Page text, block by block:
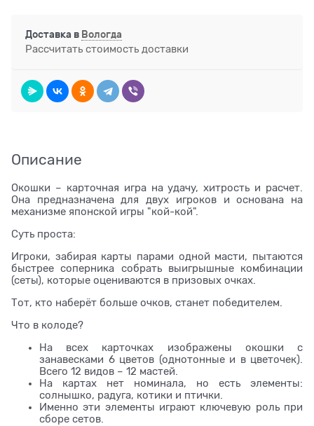
Доставка в Вологда
Рассчитать стоимость доставки
Описание
Окошки – карточная игра на удачу, хитрость и расчет.
Она предназначена для двух игроков и основана на
механизме японской игры "кой-кой".
Суть проста:
Игроки, забирая карты парами одной масти, пытаются
быстрее соперника собрать выигрышные комбинации
(сеты), которые оцениваются в призовых очках.
Тот, кто наберёт больше очков, станет победителем.
Что в колоде?
На всех карточках изображены окошки с
занавесками 6 цветов (однотонные и в цветочек).
Всего 12 видов – 12 мастей.
На картах нет номинала, но есть элементы:
солнышко, радуга, котики и птички.
Именно эти элементы играют ключевую роль при
сборе сетов.